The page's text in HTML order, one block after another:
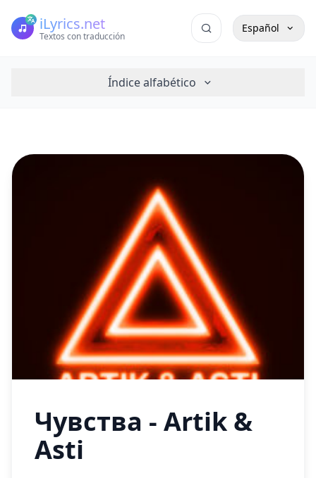
iLyrics.net
Textos con traducción
Español
Índice alfabético
Чувства - Artik &
Asti